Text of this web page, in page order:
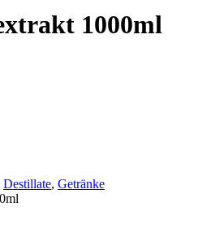
1000ml
Destillate, Getränke